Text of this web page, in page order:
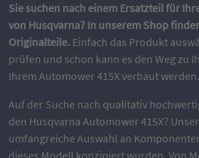
Sie suchen nach einem Ersatzteil für
von Husqvarna? In unserem Shop
Originalteile. Einfach das Produkt
prüfen und schon kann es den Weg zu
Ihrem Automower 415X verbaut werden.
Auf der Suche nach qualitativ
den Husqvarna Automower 415X?
umfangreiche Auswahl an
dieses Modell konzipiert wurden. Von